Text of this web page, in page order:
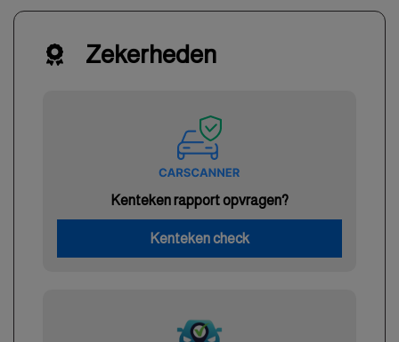
Zekerheden
Kenteken rapport opvragen?
Kenteken check